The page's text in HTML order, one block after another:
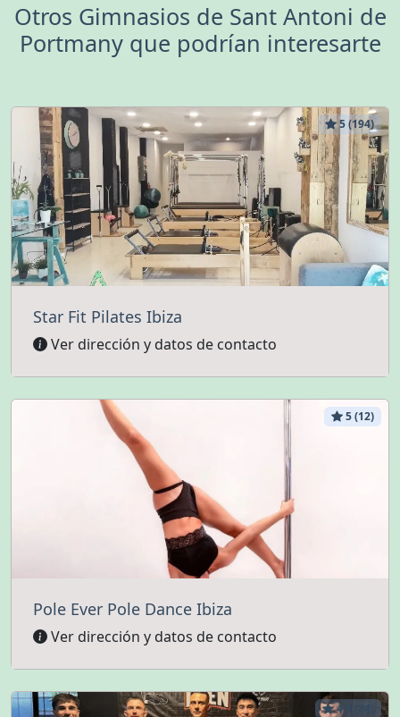
Otros Gimnasios de Sant Antoni de
Portmany que podrían interesarte
5 (194)
Star Fit Pilates Ibiza
Ver dirección y datos de contacto
5 (12)
Pole Ever Pole Dance Ibiza
Ver dirección y datos de contacto
4.9 (24)